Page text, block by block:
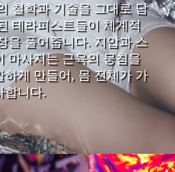
철학과 기술을 그대로 담
테라피스트들이 체계적
을 풀어줍니다. 지압과 스
마사지는 근육의 뭉침을
게 만들어, 몸 전체가 가
합니다.